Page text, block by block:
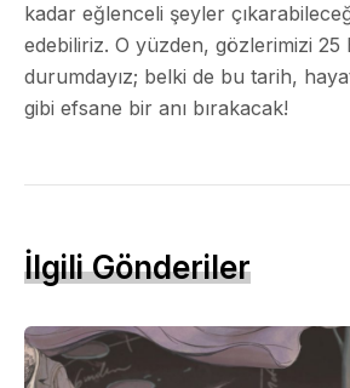
kadar eğlenceli şeyler
edebiliriz. O yüzden, gözlerimizi 25
durumdayız; belki de bu tarih,
gibi efsane bir anı bırakacak!
İlgili Gönderiler